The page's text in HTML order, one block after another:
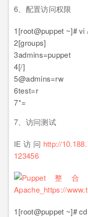
6、配置访问权限
1
2
3
4
5
6
7
[root@puppet ~]#
[groups]
admins=puppet
[/]
@admins=rw
test=r
*=
7、访问测试
IE访问 http://
123456
1[root@puppet ~]#